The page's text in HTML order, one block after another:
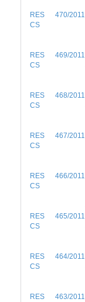
RES 470/2011
CS
RES 469/2011
CS
RES 468/2011
CS
RES 467/2011
CS
RES 466/2011
CS
RES 465/2011
CS
RES 464/2011
CS
RES 463/2011